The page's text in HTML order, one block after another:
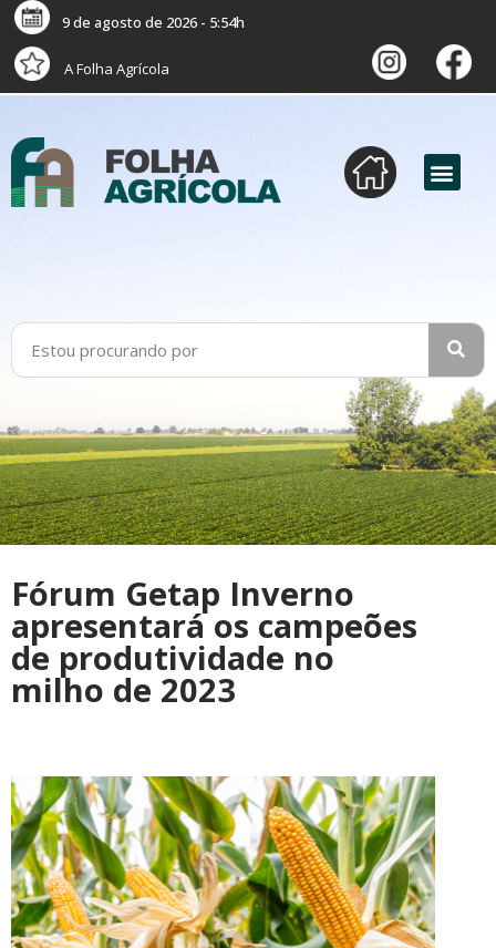
9 de agosto de 2026 - 5:54h
A Folha Agrícola
Fórum Getap Inverno
apresentará os campeões
de produtividade no
milho de 2023